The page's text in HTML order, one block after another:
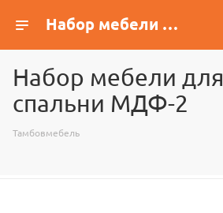
Набор мебели для спальни МДФ-2
Набор мебели для
спальни МДФ-2
Тамбовмебель